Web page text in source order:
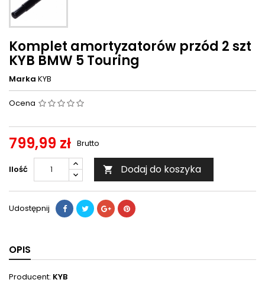
Komplet amortyzatorów przód 2 szt
KYB BMW 5 Touring
Marka KYB
Ocena
799,99 zł Brutto
Ilość  Dodaj do koszyka
Udostępnij
OPIS
Producent: KYB